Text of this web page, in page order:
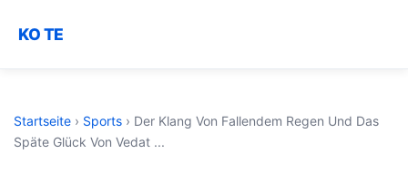
KO TE
Startseite › Sports › Der Klang Von Fallendem Regen Und Das
Späte Glück Von Vedat ...